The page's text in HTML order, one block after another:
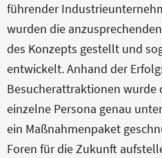
führender
wurden die
des Konzepts gestellt und
entwickelt. Anhand der
Besucherattraktionen wurde
einzelne Persona genau
ein Maßnahmenpaket
Foren für die Zukunft